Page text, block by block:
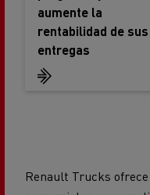
entregas
innovadores (de 3,1 a